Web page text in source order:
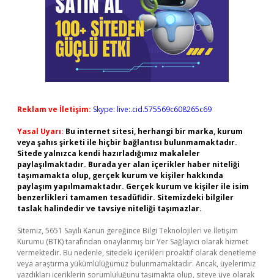
Reklam ve İletişim: Skype: live:.cid.575569c608265c69
Yasal Uyarı: Bu internet sitesi, herhangi bir marka, kurum
veya şahıs şirketi ile hiçbir bağlantısı bulunmamaktadır.
Sitede yalnızca kendi hazırladığımız makaleler
paylaşılmaktadır. Burada yer alan içerikler haber niteliği
taşımamakta olup, gerçek kurum ve kişiler hakkında
paylaşım yapılmamaktadır. Gerçek kurum ve kişiler ile isim
benzerlikleri tamamen tesadüfidir. Sitemizdeki bilgiler
taslak halindedir ve tavsiye niteliği taşımazlar.
Sitemiz, 5651 Sayılı Kanun gereğince Bilgi Teknolojileri ve İletişim
Kurumu (BTK) tarafından onaylanmış bir Yer Sağlayıcı olarak hizmet
vermektedir. Bu nedenle, sitedeki içerikleri proaktif olarak denetleme
veya araştırma yükümlülüğümüz bulunmamaktadır. Ancak, üyelerimiz
yazdıkları içeriklerin sorumluluğunu taşımakta olup, siteye üye olarak